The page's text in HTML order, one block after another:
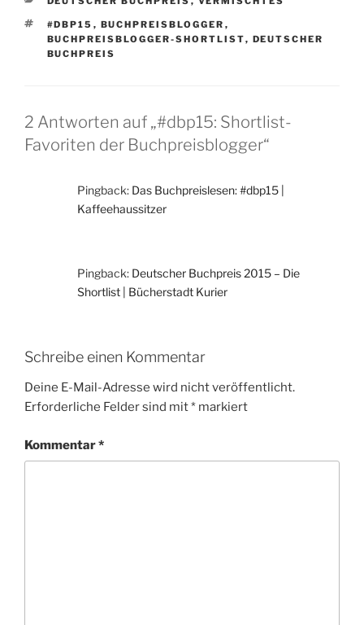
SCHLAGWÖRTER
#DBP15 , BUCHPREISBLOGGER ,
BUCHPREISBLOGGER-SHORTLIST, DEUTSCHER
BUCHPREIS
2 Antworten auf „#dbp15: Shortlist-
Favoriten der Buchpreisblogger“
Pingback: Das Buchpreislesen: #dbp15 |
Kaffeehaussitzer
Pingback: Deutscher Buchpreis 2015 – Die
Shortlist | Bücherstadt Kurier
Schreibe einen Kommentar
Deine E-Mail-Adresse wird nicht veröffentlicht.
Erforderliche Felder sind mit* markiert
Kommentar*